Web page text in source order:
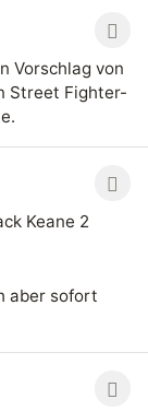
Vorschlag von
Street Fighter-
Keane 2
aber sofort